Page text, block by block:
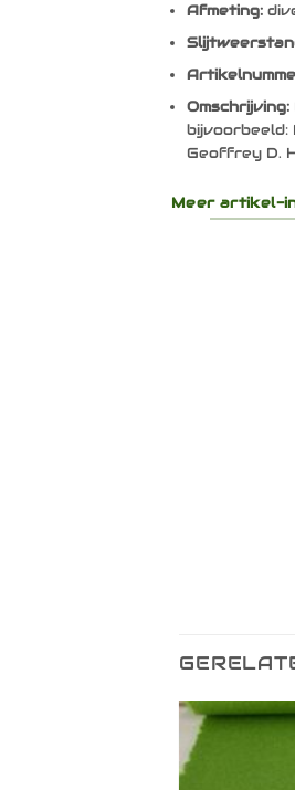
Afmeting:
Omschrijving:
bijvoorbeeld:
Geoffrey D.
Meer artikel-